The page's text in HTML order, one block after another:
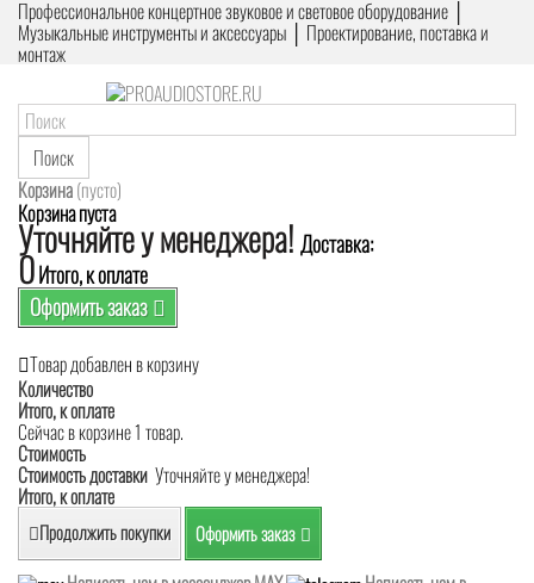
Профессиональное концертное звуковое и световое оборудование │
Музыкальные инструменты и аксессуары │ Проектирование, поставка и
монтаж
Поиск
Корзина(пусто)
Корзина пуста
Уточняйте у менеджера! Доставка:
0Итого, к оплате
Оформить заказ
Товар добавлен в корзину
Количество
Итого, к оплате
Сейчас в корзине 1 товар.
Стоимость
Стоимость доставки Уточняйте у менеджера!
Итого, к оплате
Продолжить покупки Оформить заказ